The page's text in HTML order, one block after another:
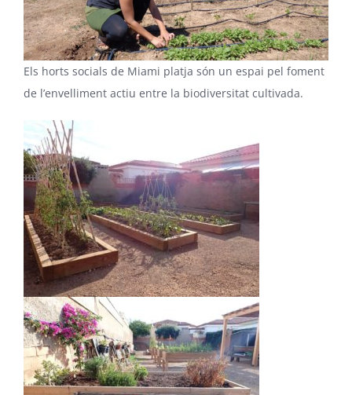
Els horts socials de Miami platja són un espai pel foment
de l’envelliment actiu entre la biodiversitat cultivada.